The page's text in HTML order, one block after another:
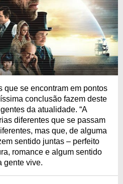
que se encontram em pontos
conclusão fazem deste
da atualidade. “A
diferentes que se passam
mas que, de alguma
sentido juntas – perfeito
romance e algum sentido
gente vive.